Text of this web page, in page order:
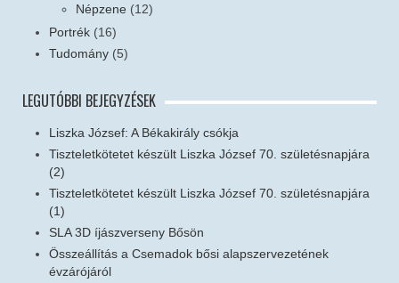
Népzene (12)
Portrék (16)
Tudomány (5)
LEGUTÓBBI BEJEGYZÉSEK
Liszka József: A Békakirály csókja
Tiszteletkötetet készült Liszka József 70. születésnapjára
(2)
Tiszteletkötetet készült Liszka József 70. születésnapjára
(1)
SLA 3D íjászverseny Bősön
Összeállítás a Csemadok bősi alapszervezetének
évzárójáról